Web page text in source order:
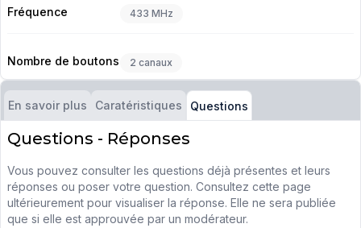
Fréquence 433 MHz
Nombre de boutons 2 canaux
En savoir plus Caratéristiques Questions
Questions - Réponses
Vous pouvez consulter les questions déjà présentes et leurs
réponses ou poser votre question. Consultez cette page
ultérieurement pour visualiser la réponse. Elle ne sera publiée
que si elle est approuvée par un modérateur.